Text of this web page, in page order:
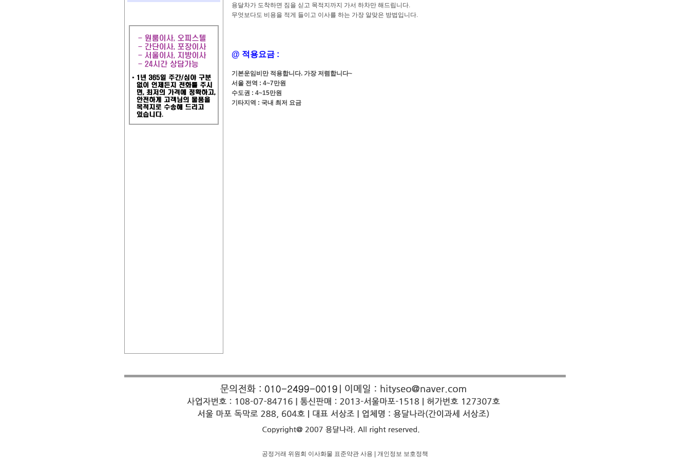
용달차가 도착하면 짐을 싣고 목적지까지 가서 하차만 해드립니다.
무엇보다도 비용을 적게 들이고 이사를 하는 가장 알맞은 방법입니다.
@ 적용요금 :
기본운임비만 적용합니다. 가장 저렴합니다~
서울 전역 : 4~7만원
수도권 : 4~15만원
기타지역 : 국내 최저 요금
공정거래 위원회 이사화물 표준약관 사용 개인정보 보호정책